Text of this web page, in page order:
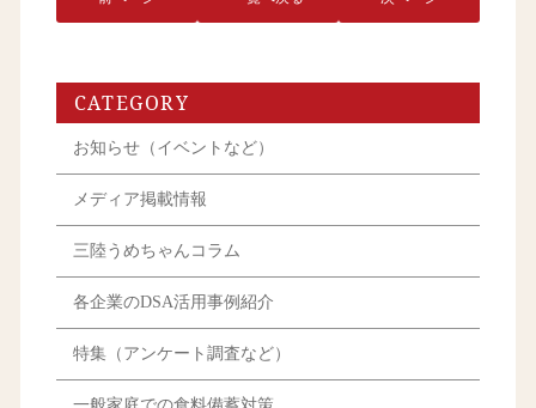
CATEGORY
お知らせ（イベントなど）
メディア掲載情報
三陸うめちゃんコラム
各企業のDSA活用事例紹介
特集（アンケート調査など）